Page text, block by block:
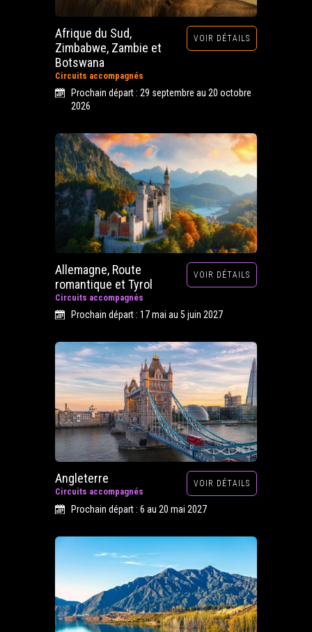
Afrique du Sud,
Zimbabwe, Zambie et
Botswana
Circuits accompagnés
VOIR DÉTAILS
Prochain départ : 29 septembre au 20 octobre
2026
Allemagne, Route
romantique et Tyrol
Circuits accompagnés
VOIR DÉTAILS
Prochain départ : 17 mai au 5 juin 2027
Angleterre
Circuits accompagnés
VOIR DÉTAILS
Prochain départ : 6 au 20 mai 2027